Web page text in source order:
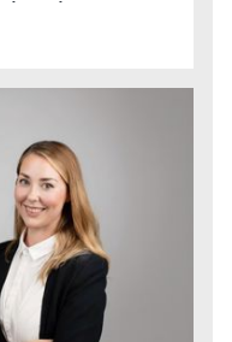
god kultur är.